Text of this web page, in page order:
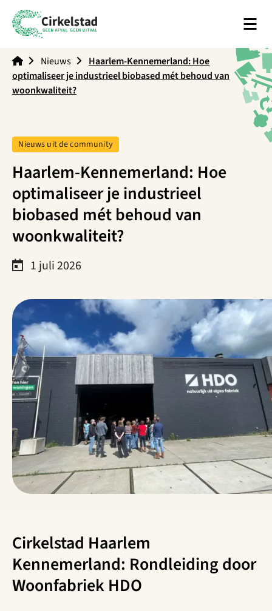
Menu
Nieuws
Haarlem-Kennemerland: Hoe
optimaliseer je industrieel biobased mét behoud van
woonkwaliteit?
Haarlem-Kennemerland: Hoe
optimaliseer je industrieel
biobased mét behoud van
woonkwaliteit?
Tag:
Nieuws uit de community
1 juli 2026
Cirkelstad Haarlem
Kennemerland: Rondleiding door
Woonfabriek HDO